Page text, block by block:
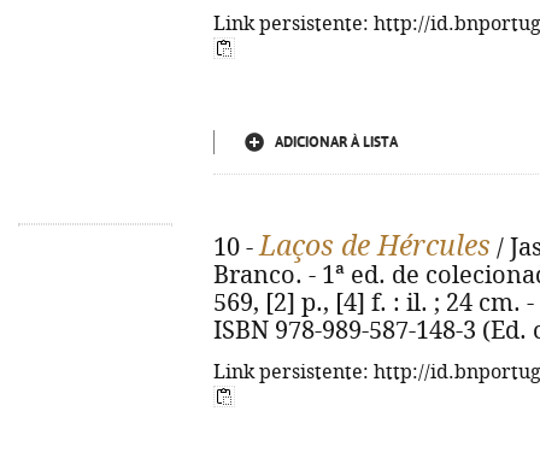
Link persistente: http://
ADICIONAR À LISTA
10 -Laços de Hércules /
Branco. - 1ª ed. de
569, [2] p., [4] f. : il. ; 24 cm.
ISBN 978-989-587-148-3
Link persistente: http://